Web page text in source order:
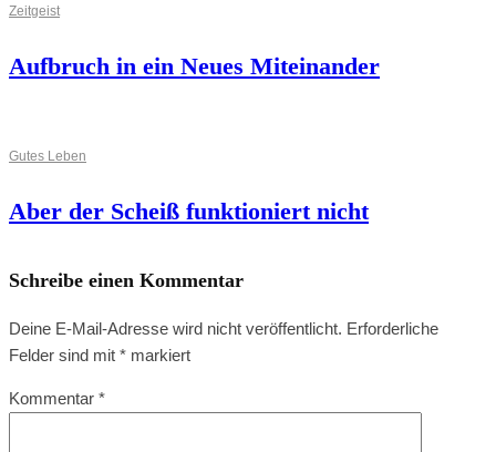
Zeitgeist
Aufbruch in ein Neues Miteinander
Gutes Leben
Aber der Scheiß funktioniert nicht
Schreibe einen Kommentar
Deine E-Mail-Adresse wird nicht veröffentlicht. Erforderliche
Felder sind mit * markiert
Kommentar *